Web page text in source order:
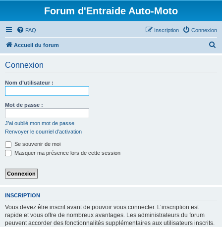
Forum d'Entraide Auto-Moto
FAQ Connexion
Inscription
Accueil du forum
Connexion
Nom d’utilisateur :
Mot de passe :
J’ai oublié mon mot de passe
Renvoyer le courriel d’activation
Se souvenir de moi
Masquer ma présence lors de cette session
INSCRIPTION
Vous devez être inscrit avant de pouvoir vous connecter. L’inscription est
rapide et vous offre de nombreux avantages. Les administrateurs du forum
peuvent accorder des fonctionnalités supplémentaires aux utilisateurs inscrits.